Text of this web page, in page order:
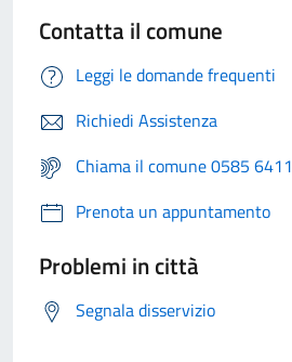
Contatta il comune
Leggi le domande frequenti
Richiedi Assistenza
Chiama il comune 0585 6411
Prenota un appuntamento
Problemi in città
Segnala disservizio